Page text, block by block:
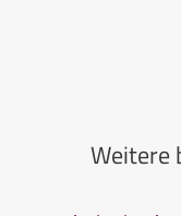
Weitere